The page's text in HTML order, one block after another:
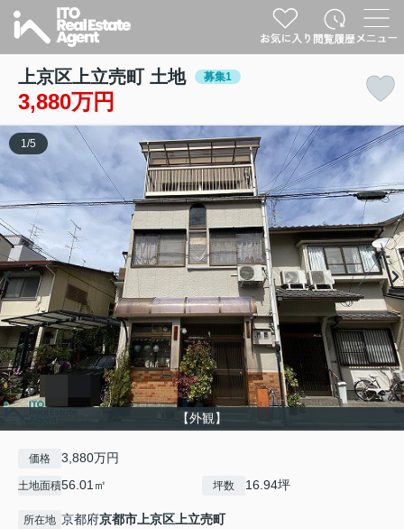
上京区上立売町 土地 募集1
3,880万円
【外観】
1 /5
価格 3,880万円
土地面積56.01㎡ 坪数 16.94坪
所在地 京都府京都市上京区 上立売町